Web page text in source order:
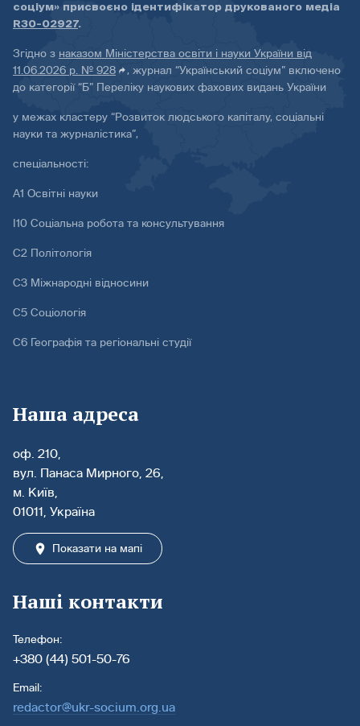
соціум» присвоєно ідентифікатор друкованого медіа
R30-02927.
Згідно з наказом Міністерства освіти і науки України від
11.06.2026 р. № 928
, журнал “Український соціум” включено
до категорії “Б” Переліку наукових фахових видань України
у межах кластеру “Розвиток людського капіталу, соціальні
науки та журналістика”,
спеціальності:
А1 Освітні науки
І10 Соціальна робота та консультування
С2 Політологія
С3 Міжнародні відносини
С5 Соціологія
С6 Географія та регіональні студії
Наша адреса
оф. 210,
вул. Панаса Мирного, 26,
м. Київ,
01011, Україна
Показати на мапі
Наші контакти
Телефон:
+380 (44) 501-50-76
Email:
redactor@ukr-socium.org.ua